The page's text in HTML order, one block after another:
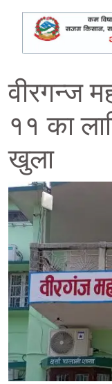
वीरगन्ज
११ का
खुला